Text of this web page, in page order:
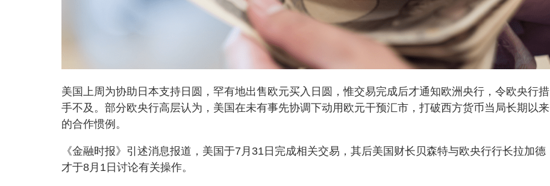
美国上周为协助日本支持日圆，罕有地出售欧元买入日圆，惟交易完成后才通知欧洲央行，令欧央行措
手不及。部分欧央行高层认为，美国在未有事先协调下动用欧元干预汇市，打破西方货币当局长期以来
的合作惯例。
《金融时报》引述消息报道，美国于7月31日完成相关交易，其后美国财长贝森特与欧央行行长拉加德
才于8月1日讨论有关操作。